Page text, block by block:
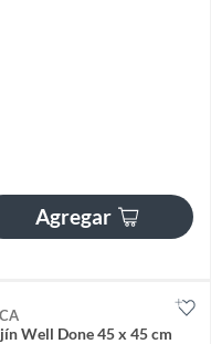
Agregar
Well Done 45 x 45 cm